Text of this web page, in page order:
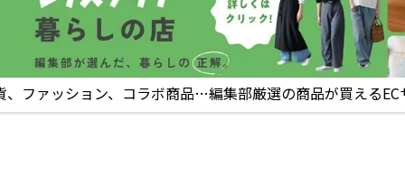
、ファッション、コラボ商品…編集部厳選の商品が買えるEC